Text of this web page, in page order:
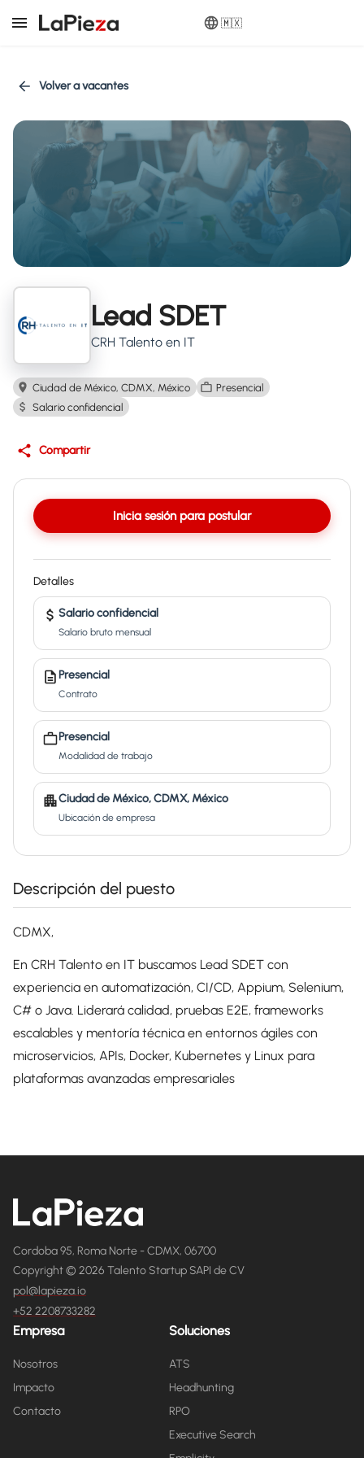
🇲🇽
Volver a vacantes
Lead SDET
CRH Talento en IT
Ciudad de México, CDMX, México
Presencial
Salario confidencial
Compartir
Inicia sesión para postular
Detalles
Salario confidencial
Salario bruto mensual
Presencial
Contrato
Presencial
Modalidad de trabajo
Ciudad de México, CDMX, México
Ubicación de empresa
Descripción del puesto
CDMX,
En CRH Talento en IT buscamos Lead SDET con
experiencia en automatización, CI/CD, Appium, Selenium,
C# o Java. Liderará calidad, pruebas E2E, frameworks
escalables y mentoría técnica en entornos ágiles con
microservicios, APIs, Docker, Kubernetes y Linux para
plataformas avanzadas empresariales
Cordoba 95, Roma Norte - CDMX, 06700
Copyright © 2026 Talento Startup SAPI de CV
pol@lapieza.io
+52 2208733282
Empresa
Nosotros
Impacto
Contacto
Soluciones
ATS
Headhunting
RPO
Executive Search